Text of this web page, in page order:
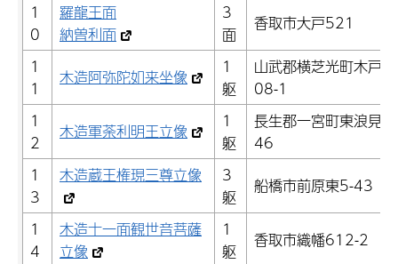
1
0
羅龍王面
納曽利面
3
面
香取市大戸521
1
1
木造阿弥陀如来坐像
1
躯
山武郡横芝光町木戸
08-1
1
2
木造軍荼利明王立像
1
躯
長生郡一宮町東浪見
46
1
3
木造蔵王権現三尊立像
3
躯
船橋市前原東5-43
1
4
木造十一面観世音菩薩
立像
1
躯
香取市織幡612-2